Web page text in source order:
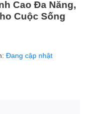
Cao Đa Năng,
Cuộc Sống
Đang cập nhật